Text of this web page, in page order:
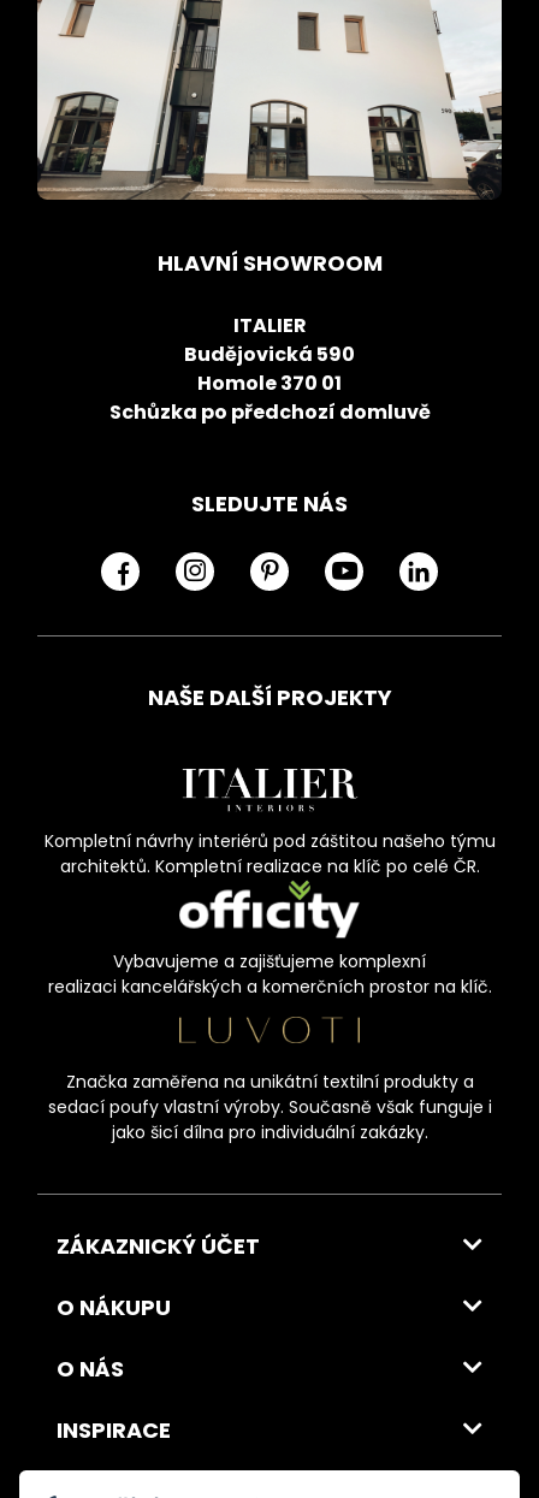
HLAVNÍ SHOWROOM
ITALIER
Budějovická 590
Homole 370 01
Schůzka po předchozí domluvě
SLEDUJTE NÁS
NAŠE DALŠÍ PROJEKTY
Kompletní návrhy interiérů pod záštitou našeho týmu
architektů. Kompletní realizace na klíč po celé ČR.
Vybavujeme a zajišťujeme komplexní
realizaci kancelářských a komerčních prostor na klíč.
Značka zaměřena na unikátní textilní produkty a
sedací poufy vlastní výroby. Současně však funguje i
jako šicí dílna pro individuální zakázky.
ZÁKAZNICKÝ ÚČET
O NÁKUPU
O NÁS
INSPIRACE
DOPRAVA A PLATBA